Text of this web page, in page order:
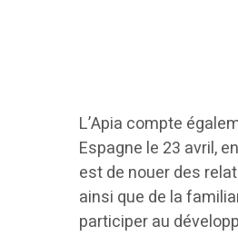
L’Apia compte
Espagne le 23 avril,
est de nouer des
ainsi que de la
participer au